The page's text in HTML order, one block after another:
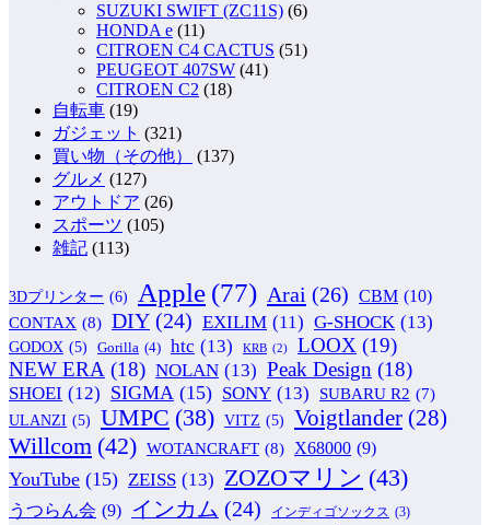
SUZUKI SWIFT (ZC11S) (6)
HONDA e (11)
CITROEN C4 CACTUS (51)
PEUGEOT 407SW (41)
CITROEN C2 (18)
自転車 (19)
ガジェット (321)
買い物（その他）
(137)
グルメ (127)
アウトドア (26)
スポーツ (105)
雑記 (113)
3Dプリンター (6) Apple (77) Arai (26) CBM (10)
CONTAX (8) DIY (24) EXILIM (11) G-SHOCK (13)
GODOX (5) Gorilla (4) htc (13) KRB (2) LOOX (19)
NEW ERA (18) NOLAN (13) Peak Design (18)
SHOEI (12) SIGMA (15) SONY (13) SUBARU R2 (7)
ULANZI (5) UMPC (38) VITZ (5) Voigtlander (28)
Willcom (42) WOTANCRAFT (8) X68000 (9)
YouTube (15) ZEISS (13) ZOZOマリン (43)
うつらん会 (9) インカム (24) インディゴソックス (3)